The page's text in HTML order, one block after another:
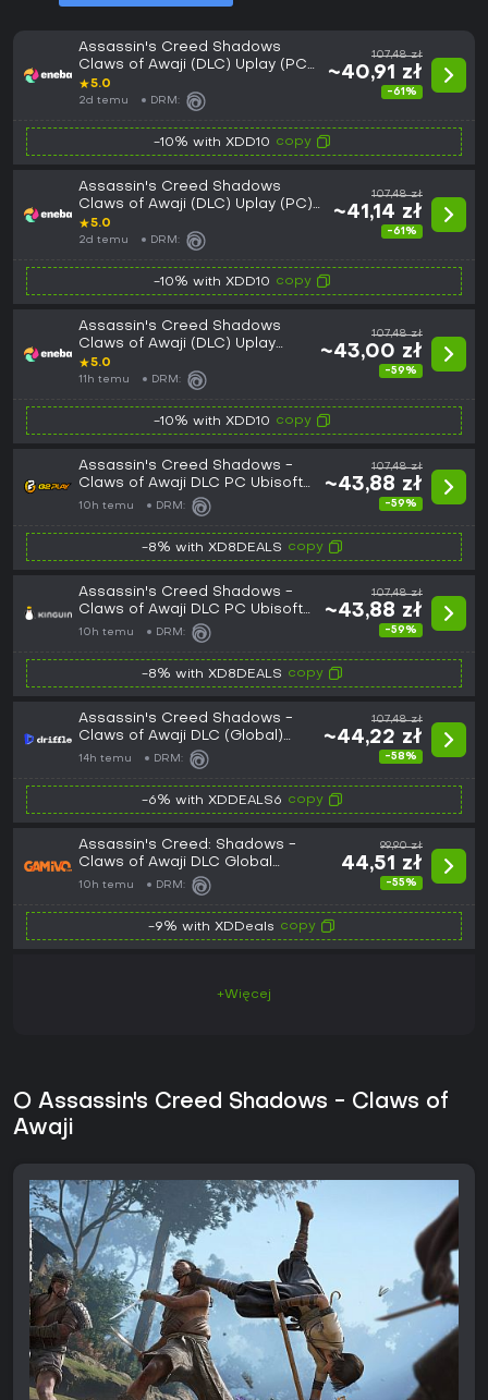
Assassin's Creed Shadows
Claws of Awaji (DLC) Uplay (PC)
Key GLOBAL
★5.0
2d temu DRM:
107,48 zł
~40,91 zł
-61%
-10% with XDD10 copy
Assassin's Creed Shadows
Claws of Awaji (DLC) Uplay (PC)
Key EMEA
★5.0
2d temu DRM:
107,48 zł
~41,14 zł
-61%
-10% with XDD10 copy
Assassin's Creed Shadows
Claws of Awaji (DLC) Uplay
(PC) Key EUROPE
★5.0
11h temu DRM:
107,48 zł
~43,00 zł
-59%
-10% with XDD10 copy
Assassin's Creed Shadows -
Claws of Awaji DLC PC Ubisoft
Connect CD Key
10h temu DRM:
107,48 zł
~43,88 zł
-59%
-8% with XD8DEALS copy
Assassin's Creed Shadows -
Claws of Awaji DLC PC Ubisoft
Connect CD Key
10h temu DRM:
107,48 zł
~43,88 zł
-59%
-8% with XD8DEALS copy
Assassin's Creed Shadows -
Claws of Awaji DLC (Global)
(PC) - Ubisoft Connect - Digital
14h temu DRM:
107,48 zł
~44,22 zł
-58%
-6% with XDDEALS6 copy
Assassin's Creed: Shadows -
Claws of Awaji DLC Global
(Ubisoft Connect)
10h temu DRM:
99,90 zł
44,51 zł
-55%
-9% with XDDeals copy
+Więcej
O Assassin's Creed Shadows - Claws of
Awaji